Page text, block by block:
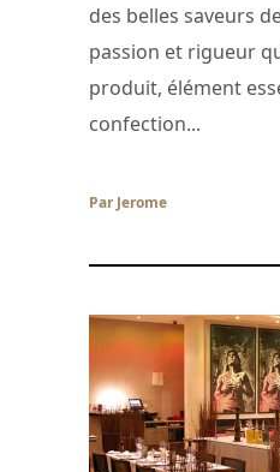
des belles saveurs
passion et rigueur
produit, élément
confection...
Par Jerome